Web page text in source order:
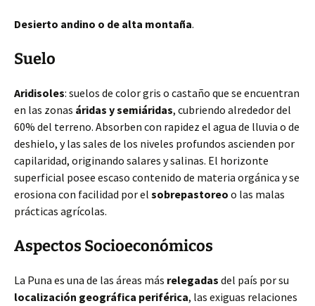
Desierto andino o de alta montaña.
Suelo
Aridisoles: suelos de color gris o castaño que se encuentran
en las zonas áridas y semiáridas, cubriendo alrededor del
60% del terreno. Absorben con rapidez el agua de lluvia o de
deshielo, y las sales de los niveles profundos ascienden por
capilaridad, originando salares y salinas. El horizonte
superficial posee escaso contenido de materia orgánica y se
erosiona con facilidad por el sobrepastoreo o las malas
prácticas agrícolas.
Aspectos Socioeconómicos
La Puna es una de las áreas más relegadas del país por su
localización geográfica periférica, las exiguas relaciones